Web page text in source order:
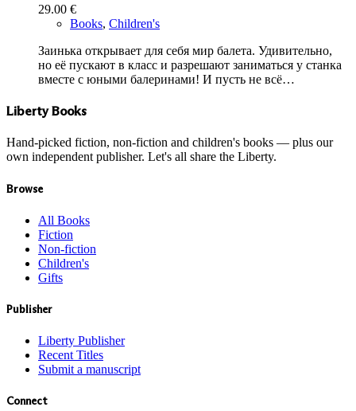
29.00 €
Books, Children's
Заинька открывает для себя мир балета. Удивительно,
но её пускают в класс и разрешают заниматься у станка
вместе с юными балеринами! И пусть не всё…
Liberty Books
Hand-picked fiction, non-fiction and children's books — plus our
own independent publisher. Let's all share the Liberty.
Browse
All Books
Fiction
Non-fiction
Children's
Gifts
Publisher
Liberty Publisher
Recent Titles
Submit a manuscript
Connect